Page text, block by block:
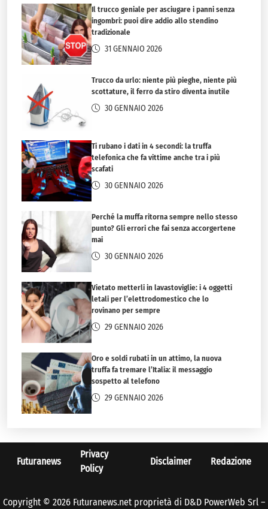
Il trucco geniale per asciugare i panni senza
ingombri: puoi dire addio allo stendino
tradizionale
31 GENNAIO 2026
Trucco da urlo: niente più pieghe, niente più
scottature, il ferro da stiro diventa inutile
30 GENNAIO 2026
Ti rubano i dati in 4 secondi: la truffa
telefonica che fa vittime anche tra i più
scafati
30 GENNAIO 2026
Perché la muffa ritorna sempre nello stesso
punto? Gli errori che fai senza accorgertene
mai
30 GENNAIO 2026
Vietato metterli in lavastoviglie: i 4 oggetti
letali per l’elettrodomestico che lo
rovinano per sempre
29 GENNAIO 2026
Oro e soldi rubati in un attimo, la nuova
truffa fa tremare l’Italia: il messaggio
sospetto al telefono
29 GENNAIO 2026
Futuranews
Privacy
Policy
Disclaimer Redazione
Copyright © 2026 Futuranews.net proprietà di D&D PowerWeb Srl –